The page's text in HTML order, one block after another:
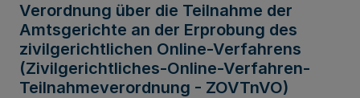
Verordnung über die Teilnahme der
Amtsgerichte an der Erprobung des
zivilgerichtlichen Online-Verfahrens
(Zivilgerichtliches-Online-Verfahren-
Teilnahmeverordnung - ZOVTnVO)